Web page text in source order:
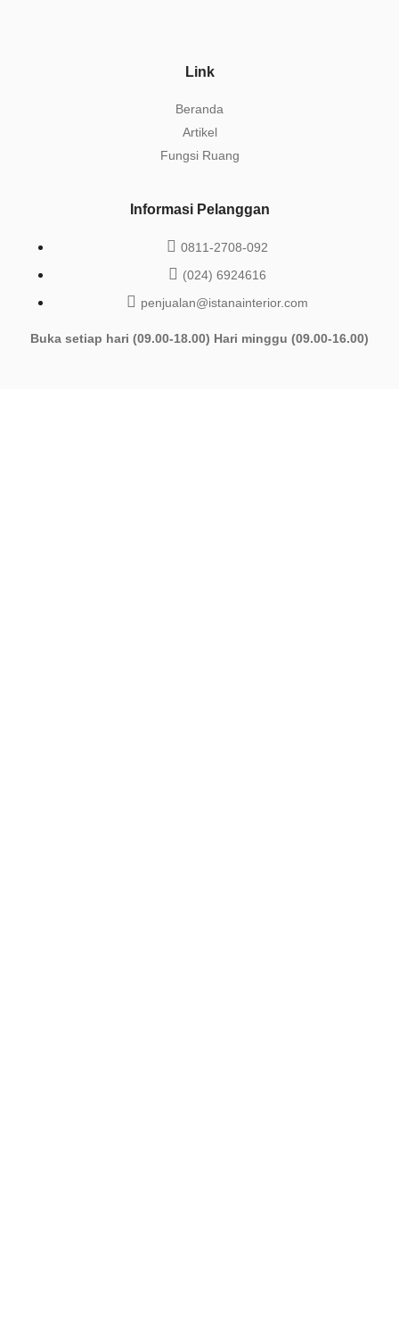
Link
Beranda
Artikel
Fungsi Ruang
Informasi Pelanggan
0811-2708-092
(024) 6924616
penjualan@istanainterior.com
Buka setiap hari (09.00-18.00) Hari minggu (09.00-16.00)